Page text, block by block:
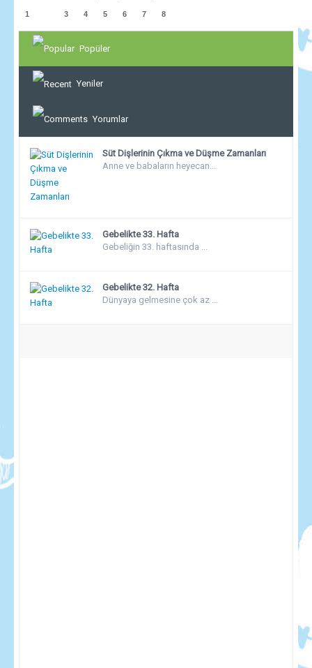
1 3 4 5 6 7 8
Popüler
Yeniler
Yorumlar
Süt Dişlerinin Çıkma ve Düşme Zamanları
Anne ve babaların heyecan...
Gebelikte 33. Hafta
Gebeliğin 33. haftasında ...
Gebelikte 32. Hafta
Dünyaya gelmesine çok az ...